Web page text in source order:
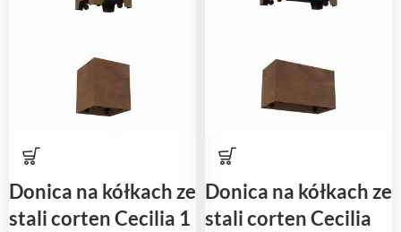
Donica na kółkach ze
stali corten Cecilia 1
Donica na kółkach ze
stali corten Cecilia